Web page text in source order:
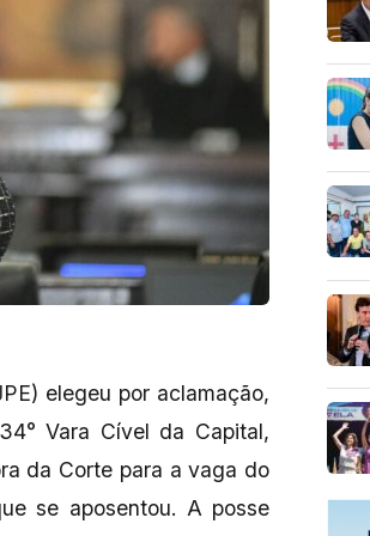
elegeu por aclamação,
Vara Cível da Capital,
da Corte para a vaga do
se aposentou. A posse